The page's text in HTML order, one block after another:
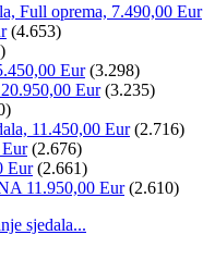
Full oprema, 7.490,00 Eur
(4.653)
Eur (3.298)
Eur (3.235)
11.450,00 Eur (2.716)
(2.676)
Eur (2.661)
11.950,00 Eur (2.610)
sjedala...